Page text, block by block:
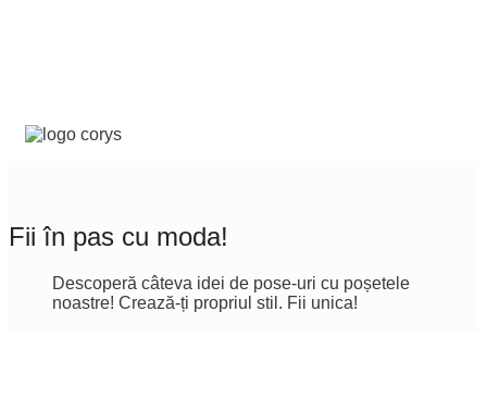
Fii în pas cu moda!
Descoperă câteva idei de pose-uri cu poșetele
noastre! Crează-ți propriul stil. Fii unica!